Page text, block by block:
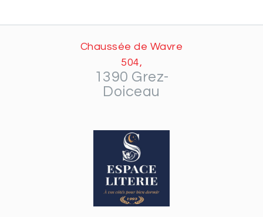
Chaussée de Wavre
504,
1390 Grez-
Doiceau